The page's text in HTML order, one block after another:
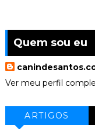
Quem sou eu
Ver meu perfil
ARTIGOS